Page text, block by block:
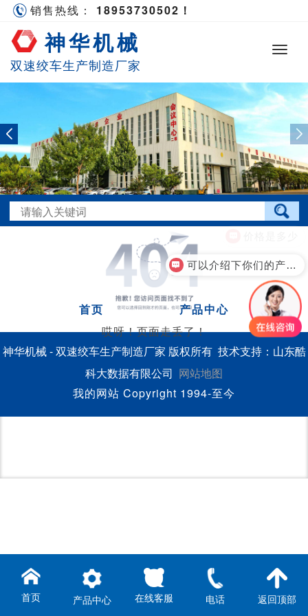
销售热线： 18953730502！
神华机械
双速绞车生产制造厂家
首页
产品中心
哎呀！页面走丢了！
神华机械 - 双速绞车生产制造厂家 版权所有 技术支持：山东酷
科大数据有限公司 网站地图
我的网站 Copyright 1994-至今
首页 产品中心 在线客服 电话 返回顶部